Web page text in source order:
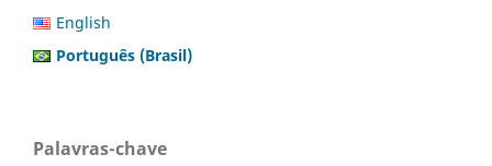
English
Português (Brasil)
Palavras-chave